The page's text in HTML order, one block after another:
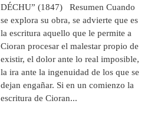
DÉCHU” (1847) Resumen Cuando
se explora su obra, se advierte que es
la escritura aquello que le permite a
Cioran procesar el malestar propio de
existir, el dolor ante lo real imposible,
la ira ante la ingenuidad de los que se
dejan engañar. Si en un comienzo la
escritura de Cioran...